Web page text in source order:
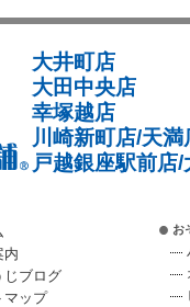
大井町店
大田中央店
幸塚越店
川崎新町店/天満
戸越銀座駅前店
内
じブログ
マップ
お